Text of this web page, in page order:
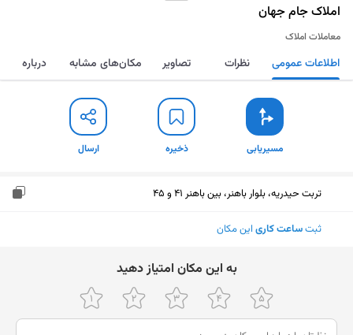
املاک جام جهان
معاملات املاک
مسیریابی ذخیره ارسال اطلاعات عمومی نظرات تصاویر مکان‌های مشابه درباره
مسیریابی ذخیره ارسال
تربت حیدریه، بلوار باهنر، بین باهنر 41 و 45
ثبتساعت کاری این مکان
ﺑﻪ اﯾﻦ ﻣﮑﺎن اﻣﺘﯿﺎز دﻫﯿﺪ